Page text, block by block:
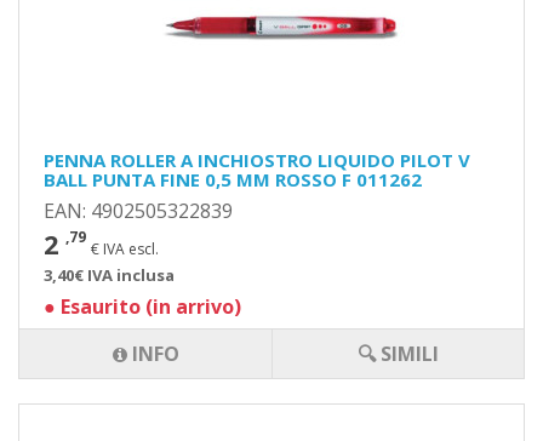
PENNA ROLLER A INCHIOSTRO LIQUIDO PILOT V
BALL PUNTA FINE 0,5 MM ROSSO F 011262
EAN: 4902505322839
2 ,79
€ IVA escl.
3,40€ IVA inclusa
● Esaurito (in arrivo)
INFO
🔍 SIMILI